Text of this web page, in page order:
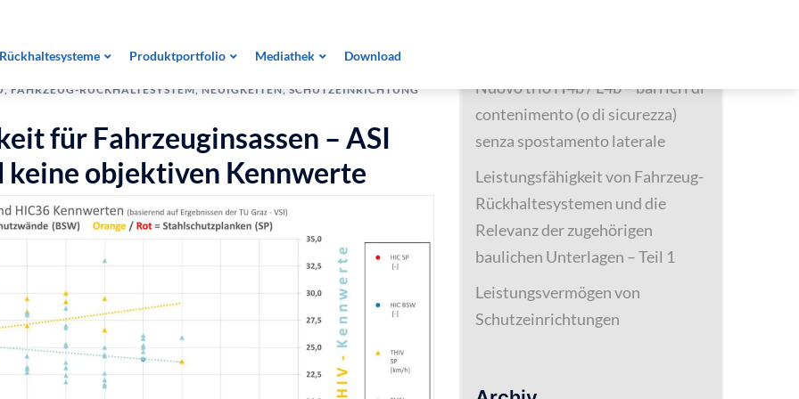
Produktportfolio Mediathek Download
,FAHRZEUG-RÜCKHALTESYSTEM,NEUIGKEITEN,SCHUTZEINRICHTUNG
für Fahrzeuginsassen – ASI
keine objektiven Kennwerte
Nuovo trio H4b / L4b – barrieri di
contenimento (o di sicurezza)
senza spostamento laterale
Leistungsfähigkeit von Fahrzeug-
Rückhaltesystemen und die
Relevanz der zugehörigen
baulichen Unterlagen – Teil 1
Leistungsvermögen von
Schutzeinrichtungen